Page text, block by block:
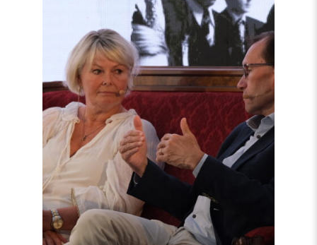
"Møt
Helsingforskomiteen
på
Arendalsuka
2026"